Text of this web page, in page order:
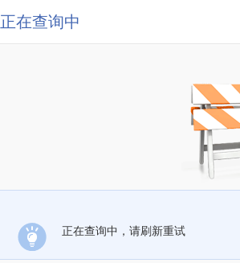
正在查询中
正在查询中，请刷新重试